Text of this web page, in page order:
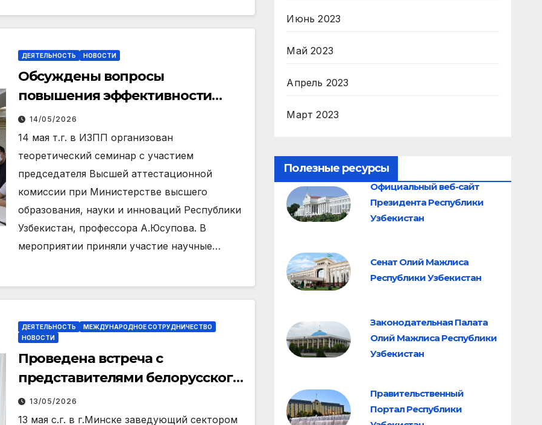
ДЕЯТЕЛЬНОСТЬ НОВОСТИ
Обсуждены вопросы
повышения эффективности
научной и исследовательской
деятельности
14/05/2026
14 мая т.г. в ИЗПП организован
теоретический семинар с участием
председателя Высшей аттестационной
комиссии при Министерстве высшего
образования, науки и инноваций Республики
Узбекистан, профессора А.Юсупова. В
мероприятии приняли участие научные…
ДЕЯТЕЛЬНОСТЬ
МЕЖДУНАРОДНОЕ СОТРУДНИЧЕСТВО
НОВОСТИ
Проведена встреча с
представителями белорусского
научно-исследовательского
центра
13/05/2026
13 мая с.г. в г.Минске заведующий сектором
Июнь 2023
Май 2023
Апрель 2023
Март 2023
Полезные ресурсы
Официальный веб-сайт
Президента Республики
Узбекистан
Сенат Олий Мажлиса
Республики Узбекистан
Законодательная Палата
Олий Мажлиса Республики
Узбекистан
Правительственный
Портал Республики